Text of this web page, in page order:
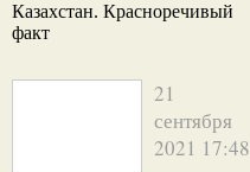
Казахстан. Красноречивый
факт
21
сентября
2021 17:48